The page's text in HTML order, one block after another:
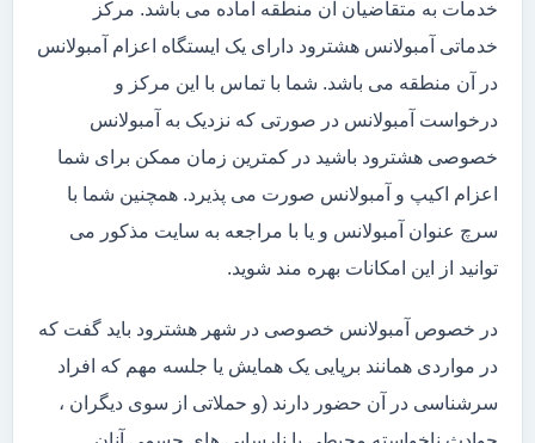
خدمات به متقاضیان آن منطقه آماده می باشد. مرکز
خدماتی آمبولانس هشترود دارای یک ایستگاه اعزام آمبولانس
در آن منطقه می باشد. شما با تماس با این مرکز و
درخواست آمبولانس در صورتی که نزدیک به آمبولانس
خصوصی هشترود باشید در کمترین زمان ممکن برای شما
اعزام اکیپ و آمبولانس صورت می پذیرد. همچنین شما با
سرچ عنوان آمبولانس و یا با مراجعه به سایت مذکور می
توانید از این امکانات بهره مند شوید.
در خصوص آمبولانس خصوصی در شهر هشترود باید گفت که
در مواردی همانند برپایی یک همایش یا جلسه مهم که افراد
سرشناسی در آن حضور دارند (و حملاتی از سوی دیگران ،